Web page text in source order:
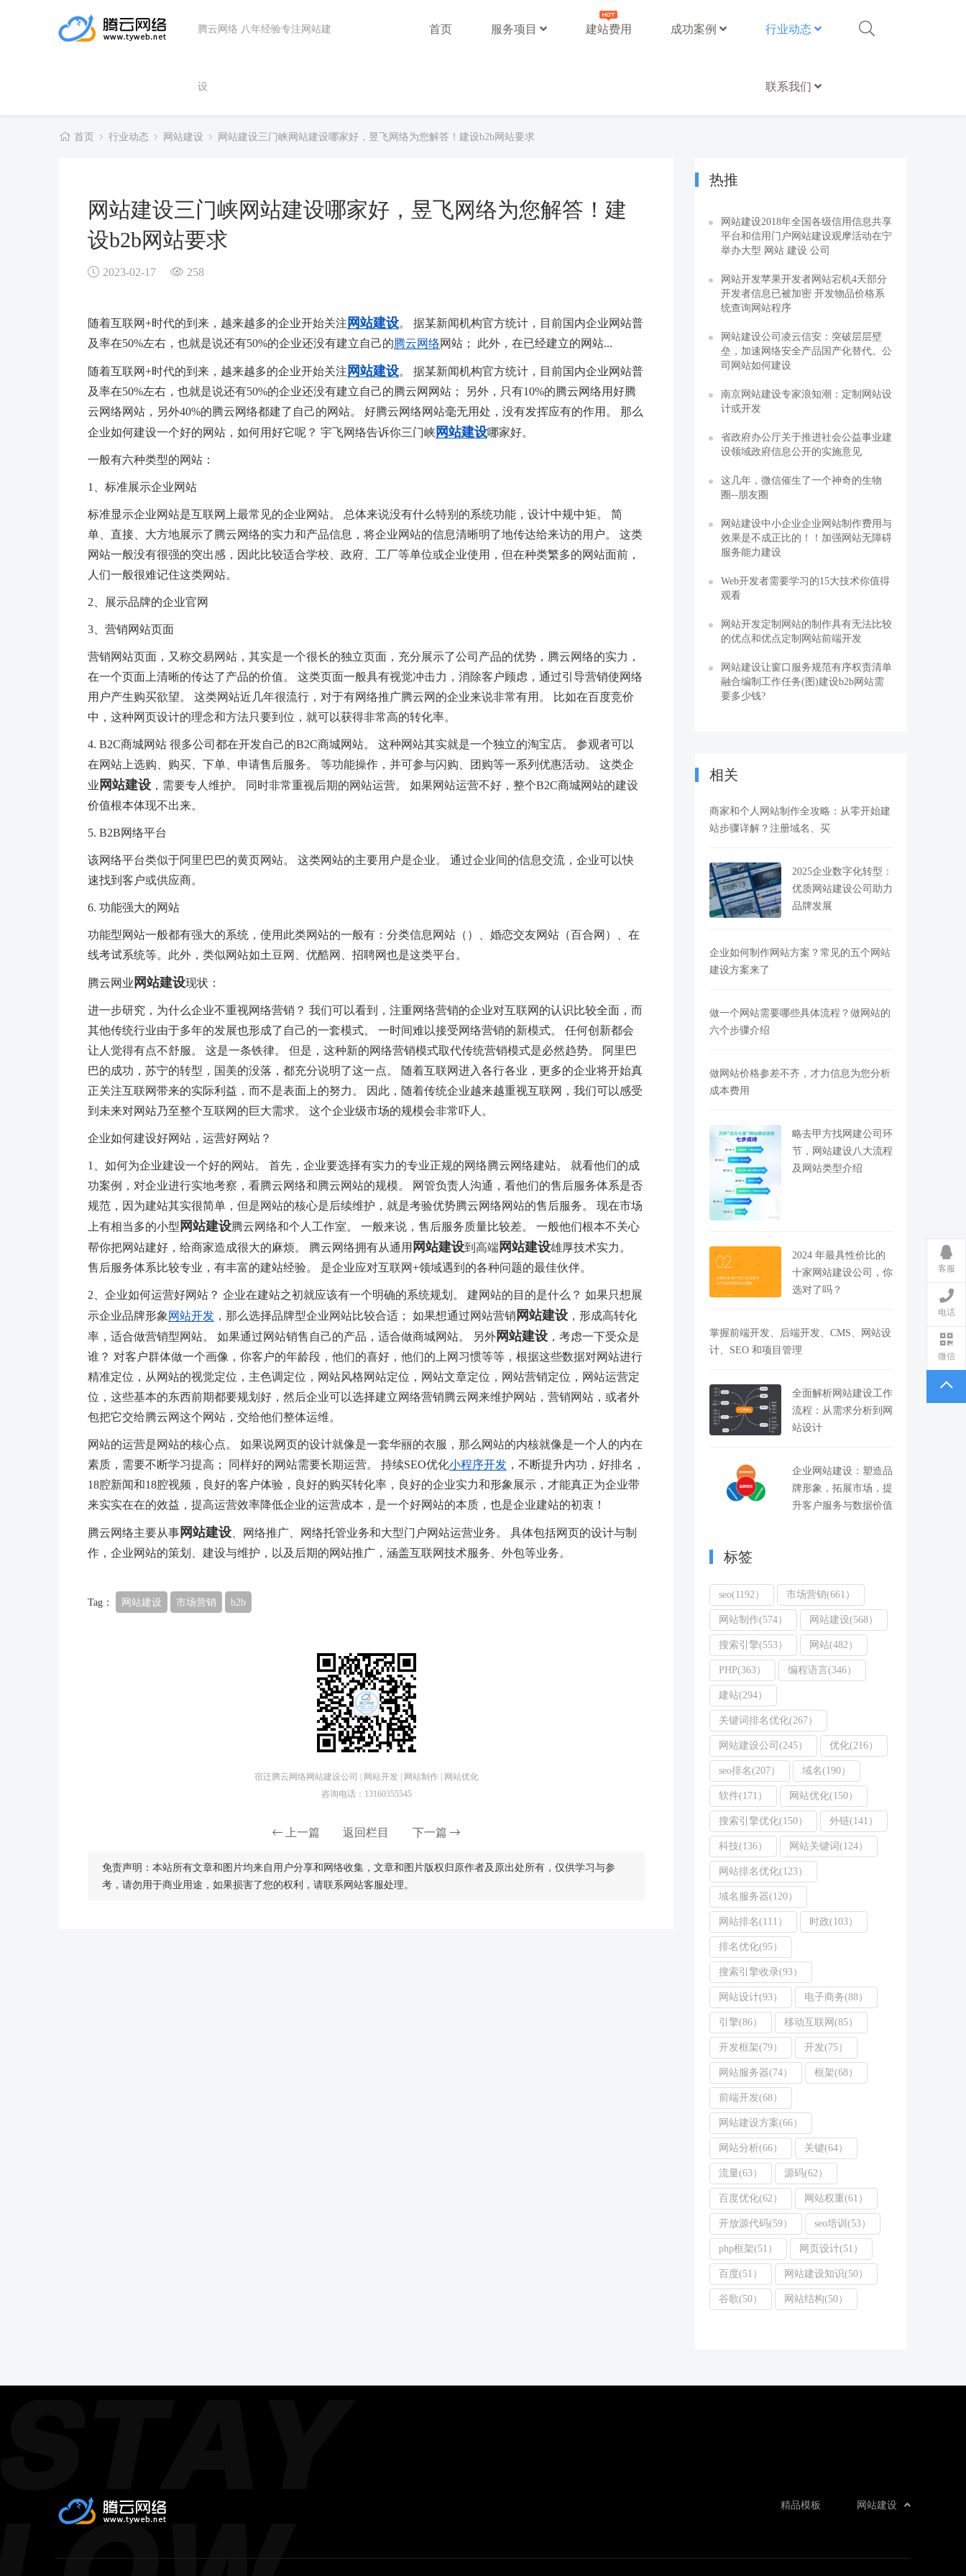
腾云网络 八年经验专注网站建
设
首页 服务项目 建站费用 成功案例 行业动态
联系我们
首页 行业动态 网站建设 网站建设三门峡网站建设哪家好，昱飞网络为您解答！建设b2b网站要求
网站建设三门峡网站建设哪家好，昱飞网络为您解答！建
设b2b网站要求
2023-02-17 258
随着互联网+时代的到来，越来越多的企业开始关注 网站建设 。 据某新闻机构官方统计，目前国内企业网站普
及率在50%左右，也就是说还有50%的企业还没有建立自己的 腾云网络网站； 此外，在已经建立的网站...
随着互联网+时代的到来，越来越多的企业开始关注 网站建设 。 据某新闻机构官方统计，目前国内企业网站普
及率在50%左右，也就是说还有50%的企业还没有建立自己的腾云网网站； 另外，只有10%的腾云网络用好腾
云网络网站，另外40%的腾云网络都建了自己的网站。 好腾云网络网站毫无用处，没有发挥应有的作用。 那么
企业如何建设一个好的网站，如何用好它呢？ 宇飞网络告诉你三门峡网站建设哪家好。
一般有六种类型的网站：
1、标准展示企业网站
标准显示企业网站是互联网上最常见的企业网站。 总体来说没有什么特别的系统功能，设计中规中矩。 简
单、直接、大方地展示了腾云网络的实力和产品信息，将企业网站的信息清晰明了地传达给来访的用户。 这类
网站一般没有很强的突出感，因此比较适合学校、政府、工厂等单位或企业使用，但在种类繁多的网站面前，
人们一般很难记住这类网站。
2、展示品牌的企业官网
3、营销网站页面
营销网站页面，又称交易网站，其实是一个很长的独立页面，充分展示了公司产品的优势，腾云网络的实力，
在一个页面上清晰的传达了产品的价值。 这类页面一般具有视觉冲击力，消除客户顾虑，通过引导营销使网络
用户产生购买欲望。 这类网站近几年很流行，对于有网络推广腾云网的企业来说非常有用。 比如在百度竞价
中，这种网页设计的理念和方法只要到位，就可以获得非常高的转化率。
4. B2C商城网站 很多公司都在开发自己的B2C商城网站。 这种网站其实就是一个独立的淘宝店。 参观者可以
在网站上选购、购买、下单、申请售后服务。 等功能操作，并可参与闪购、团购等一系列优惠活动。 这类企
业 网站建设 ，需要专人维护。 同时非常重视后期的网站运营。 如果网站运营不好，整个B2C商城网站的建设
价值根本体现不出来。
5. B2B网络平台
该网络平台类似于阿里巴巴的黄页网站。 这类网站的主要用户是企业。 通过企业间的信息交流，企业可以快
速找到客户或供应商。
6. 功能强大的网站
功能型网站一般都有强大的系统，使用此类网站的一般有：分类信息网站（）、婚恋交友网站（百合网）、在
线考试系统等。此外，类似网站如土豆网、优酷网、招聘网也是这类平台。
腾云网业 网站建设现状：
进一步研究，为什么企业不重视网络营销？ 我们可以看到，注重网络营销的企业对互联网的认识比较全面，而
其他传统行业由于多年的发展也形成了自己的一套模式。 一时间难以接受网络营销的新模式。 任何创新都会
让人觉得有点不舒服。 这是一条铁律。 但是，这种新的网络营销模式取代传统营销模式是必然趋势。 阿里巴
巴的成功，苏宁的转型，国美的没落，都充分说明了这一点。 随着互联网进入各行各业，更多的企业将开始真
正关注互联网带来的实际利益，而不是表面上的努力。 因此，随着传统企业越来越重视互联网，我们可以感受
到未来对网站乃至整个互联网的巨大需求。 这个企业级市场的规模会非常吓人。
企业如何建设好网站，运营好网站？
1、如何为企业建设一个好的网站。 首先，企业要选择有实力的专业正规的网络腾云网络建站。 就看他们的成
功案例，对企业进行实地考察，看腾云网络和腾云网站的规模。 网管负责人沟通，看他们的售后服务体系是否
规范，因为建站其实很简单，但是网站的核心是后续维护，就是考验优势腾云网络网站的售后服务。 现在市场
上有相当多的小型 网站建设腾云网络和个人工作室。 一般来说，售后服务质量比较差。 一般他们根本不关心
帮你把网站建好，给商家造成很大的麻烦。 腾云网络拥有从通用 网站建设到高端网站建设雄厚技术实力。
售后服务体系比较专业，有丰富的建站经验。 是企业应对互联网+领域遇到的各种问题的最佳伙伴。
2、企业如何运营好网站？ 企业在建站之初就应该有一个明确的系统规划。 建网站的目的是什么？ 如果只想展
示企业品牌形象 网站开发 ，那么选择品牌型企业网站比较合适； 如果想通过网站营销 网站建设 ，形成高转化
率，适合做营销型网站。 如果通过网站销售自己的产品，适合做商城网站。 另外网站建设 ，考虑一下受众是
谁？ 对客户群体做一个画像，你客户的年龄段，他们的喜好，他们的上网习惯等等，根据这些数据对网站进行
精准定位，从网站的视觉定位，主色调定位，网站风格网站定位，网站文章定位，网站营销定位，网站运营定
位，这些基本的东西前期都要规划好，然后企业可以选择建立网络营销腾云网来维护网站，营销网站，或者外
包把它交给腾云网这个网站，交给他们整体运维。
网站的运营是网站的核心点。 如果说网页的设计就像是一套华丽的衣服，那么网站的内核就像是一个人的内在
素质，需要不断学习提高； 同样好的网站需要长期运营。 持续SEO优化小程序开发 ，不断提升内功，好排名，
18腔新闻和18腔视频，良好的客户体验，良好的购买转化率，良好的企业实力和形象展示，才能真正为企业带
来实实在在的效益，提高运营效率降低企业的运营成本，是一个好网站的本质，也是企业建站的初衷！
腾云网络主要从事网站建设 、网络推广、网络托管业务和大型门户网站运营业务。 具体包括网页的设计与制
作，企业网站的策划、建设与维护，以及后期的网站推广，涵盖互联网技术服务、外包等业务。
Tag： 网站建设 市场营销 b2b
宿迁腾云网络网站建设公司 | 网站开发 | 网站制作 | 网站优化
咨询电话：13160355545
上一篇 返回栏目 下一篇
免责声明：本站所有文章和图片均来自用户分享和网络收集，文章和图片版权归原作者及原出处所有，仅供学习与参
考，请勿用于商业用途，如果损害了您的权利，请联系网站客服处理。
热推
网站建设2018年全国各级信用信息共享
平台和信用门户网站建设观摩活动在宁
举办大型 网站 建设 公司
网站开发苹果开发者网站宕机4天部分
开发者信息已被加密 开发物品价格系
统查询网站程序
网站建设公司凌云信安：突破层层壁
垒，加速网络安全产品国产化替代。公
司网站如何建设
南京网站建设专家浪知潮：定制网站设
计或开发
省政府办公厅关于推进社会公益事业建
设领域政府信息公开的实施意见
这几年，微信催生了一个神奇的生物
圈--朋友圈
网站建设中小企业企业网站制作费用与
效果是不成正比的！！加强网站无障碍
服务能力建设
Web开发者需要学习的15大技术你值得
观看
网站开发定制网站的制作具有无法比较
的优点和优点定制网站前端开发
网站建设让窗口服务规范有序权责清单
融合编制工作任务(图)建设b2b网站需
要多少钱?
相关
商家和个人网站制作全攻略：从零开始建
站步骤详解？注册域名、买
2025企业数字化转型：
优质网站建设公司助力
品牌发展
企业如何制作网站方案？常见的五个网站
建设方案来了
做一个网站需要哪些具体流程？做网站的
六个步骤介绍
做网站价格参差不齐，才力信息为您分析
成本费用
略去甲方找网建公司环
节，网站建设八大流程
及网站类型介绍
2024 年最具性价比的
十家网站建设公司，你
选对了吗？
掌握前端开发、后端开发、CMS、网站设
计、SEO 和项目管理
全面解析网站建设工作
流程：从需求分析到网
站设计
企业网站建设：塑造品
牌形象，拓展市场，提
升客户服务与数据价值
标签
seo(1192） 市场营销(661）
网站制作(574） 网站建设(568）
搜索引擎(553） 网站(482）
PHP(363） 编程语言(346）
建站(294）
关键词排名优化(267）
网站建设公司(245） 优化(216）
seo排名(207） 域名(190）
软件(171） 网站优化(150）
搜索引擎优化(150） 外链(141）
科技(136） 网站关键词(124）
网站排名优化(123）
域名服务器(120）
网站排名(111） 时政(103）
排名优化(95）
搜索引擎收录(93）
网站设计(93） 电子商务(88）
引擎(86） 移动互联网(85）
开发框架(79） 开发(75）
网站服务器(74） 框架(68）
前端开发(68）
网站建设方案(66）
网站分析(66） 关键(64）
流量(63） 源码(62）
百度优化(62） 网站权重(61）
开放源代码(59） seo培训(53）
php框架(51） 网页设计(51）
百度(51） 网站建设知识(50）
谷歌(50） 网站结构(50）
网站建设
精品模板
客服
电话
微信